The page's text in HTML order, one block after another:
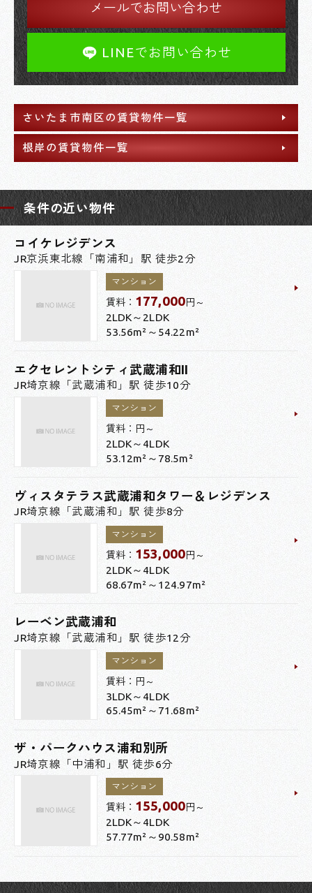
メールでお問い合わせ
LINEでお問い合わせ
さいたま市南区の賃貸物件一覧
根岸の賃貸物件一覧
条件の近い物件
コイケレジデンス
JR京浜東北線「南浦和」駅 徒歩2分
マンション
賃料： 177,000円～
2LDK～2LDK
53.56m²～54.22m²
エクセレントシティ武蔵浦和II
JR埼京線「武蔵浦和」駅 徒歩10分
マンション
賃料： 円～
2LDK～4LDK
53.12m²～78.5m²
ヴィスタテラス武蔵浦和タワー＆レジデンス
JR埼京線「武蔵浦和」駅 徒歩8分
マンション
賃料： 153,000円～
2LDK～4LDK
68.67m²～124.97m²
レーベン武蔵浦和
JR埼京線「武蔵浦和」駅 徒歩12分
マンション
賃料： 円～
3LDK～4LDK
65.45m²～71.68m²
ザ・パークハウス浦和別所
JR埼京線「中浦和」駅 徒歩6分
マンション
賃料： 155,000円～
2LDK～4LDK
57.77m²～90.58m²